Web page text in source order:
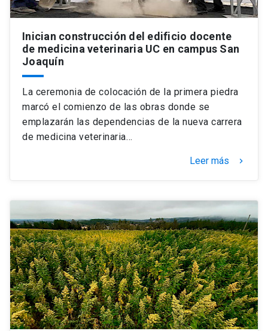
Inician construcción del edificio docente
de medicina veterinaria UC en campus San
Joaquín
La ceremonia de colocación de la primera piedra
marcó el comienzo de las obras donde se
emplazarán las dependencias de la nueva carrera
de medicina veterinaria…
Leer más keyboard_arrow_right